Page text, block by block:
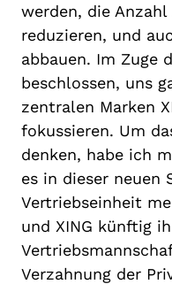
werden, die Anzahl
reduzieren, und
abbauen. Im Zuge
beschlossen, uns
zentralen Marken
fokussieren. Um
denken, habe ich
es in dieser neuen
Vertriebseinheit
und XING künftig
Verzahnung der